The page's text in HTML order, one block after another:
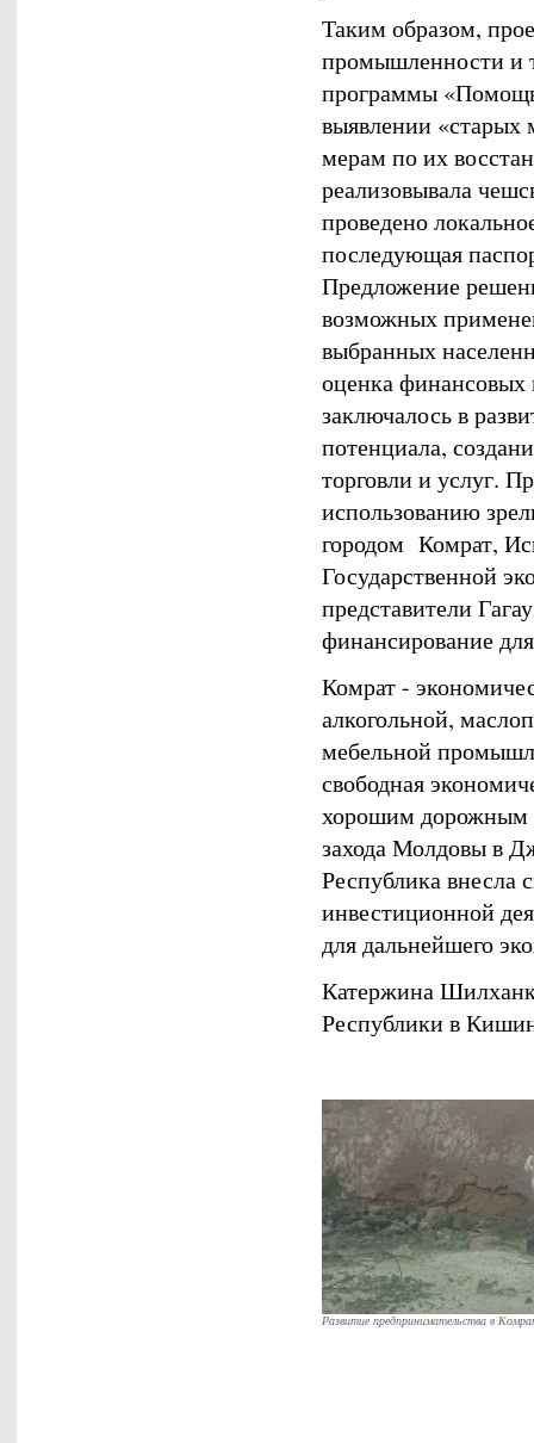
Таким образом,
промышленности и
программы «Помощь
выявлении «старых
мерам по их
реализовывала
проведено
последующая
Предложение
возможных
выбранных
оценка
заключалось в
потенциала,
торговли и услуг.
использованию
городом Комрат,
Государственной
представители
финансирование
Комрат -
алкогольной,
мебельной
свободная
хорошим дорожным
захода Молдовы в
Республика внесла
инвестиционной
для дальнейшего
Катержина
Республики в
Развитие предпринимательства в